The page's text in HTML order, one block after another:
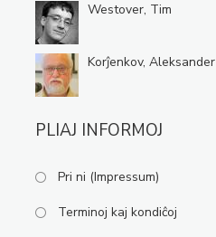
Westover, Tim
Korĵenkov, Aleksander
PLIAJ INFORMOJ
Pri ni (Impressum)
Terminoj kaj kondiĉoj